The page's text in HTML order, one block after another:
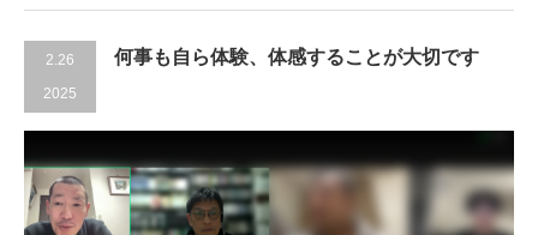
2.26
2025
何事も自ら体験、体感することが大切です